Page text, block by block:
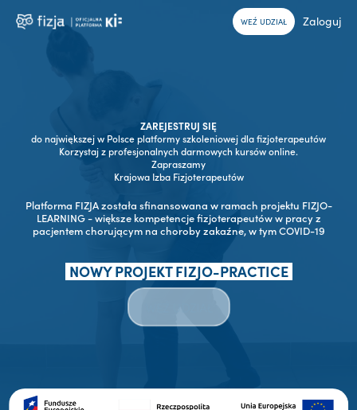
WEŹ UDZIAŁ Zaloguj
ZAREJESTRUJ SIĘ
do największej w Polsce platformy szkoleniowej dla fizjoterapeutów
Korzystaj z profesjonalnych darmowych kursów online.
Zapraszamy
Krajowa Izba Fizjoterapeutów
Platforma FIZJA została sfinansowana w ramach projektu FIZJO-
LEARNING - większe kompetencje fizjoterapeutów w pracy z
pacjentem chorującym na choroby zakaźne, w tym COVID-19
NOWY PROJEKT FIZJO-PRACTICE